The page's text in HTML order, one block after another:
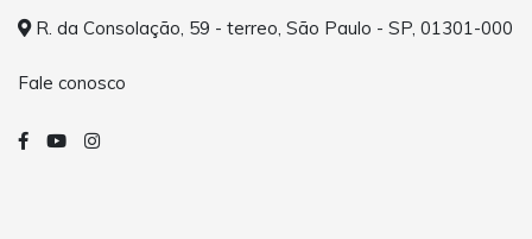
R. da Consolação, 59 - terreo, São Paulo - SP, 01301-000
Fale conosco